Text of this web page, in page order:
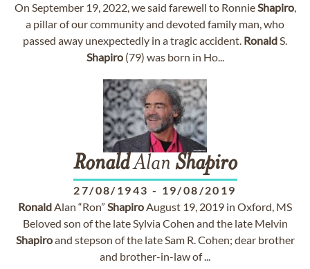
On September 19, 2022, we said farewell to RonnieShapiro,
a pillar of our community and devoted family man, who
passed away unexpectedly in a tragic accident. RonaldS.
Shapiro(79) was born in Ho...
RonaldAlan Shapiro
27/08/1943 - 19/08/2019
RonaldAlan “Ron” ShapiroAugust 19, 2019 in Oxford, MS
Beloved son of the late Sylvia Cohen and the late Melvin
Shapiroand stepson of the late Sam R. Cohen; dear brother
and brother-in-law of ...